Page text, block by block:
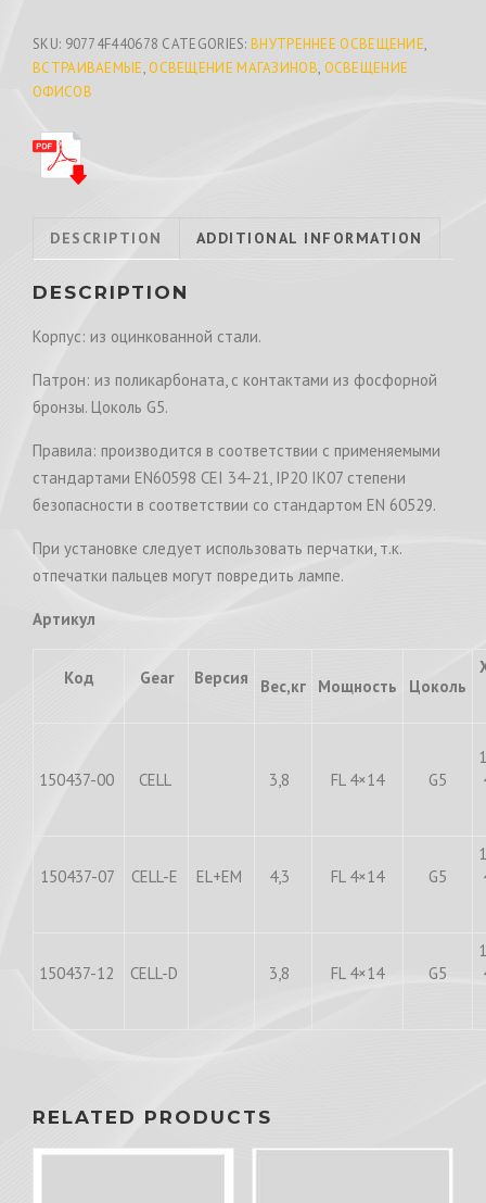
SKU: 90774F440678 CATEGORIES:ВНУТРЕННЕЕ ОСВЕЩЕНИЕ,
ВСТРАИВАЕМЫЕ, ОСВЕЩЕНИЕ МАГАЗИНОВ, ОСВЕЩЕНИЕ
ОФИСОВ
DESCRIPTION ADDITIONAL INFORMATION
DESCRIPTION
Корпус: из оцинкованной стали.
Патрон: из поликарбоната, с контактами из фосфорной
бронзы. Цоколь G5.
Правила: производится в соответствии с применяемыми
стандартами EN60598 CEI 34-21, IP20 IK07 степени
безопасности в соответствии со стандартом EN 60529.
При установке следует использовать перчатки, т.к.
отпечатки пальцев могут повредить лампе.
Артикул
Код Gear Версия Вес,кг Мощность Цоколь
150437-00 CELL 3,8 FL 4×14 G5
150437-07 CELL-E EL+EM 4,3 FL 4×14 G5
150437-12 CELL-D 3,8 FL 4×14 G5
RELATED PRODUCTS